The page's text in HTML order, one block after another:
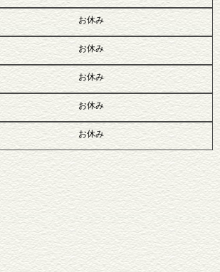
お休み
お休み
お休み
お休み
お休み